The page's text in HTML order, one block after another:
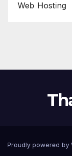
Web Hosting
Proudly powered by